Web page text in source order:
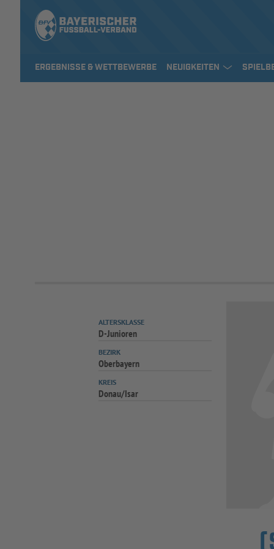
ERGEBNISSE & WETTBEWERBE NEUIGKEITEN
ALTERSKLASSE
D-Junioren
BEZIRK
Oberbayern
KREIS
Donau/Isar